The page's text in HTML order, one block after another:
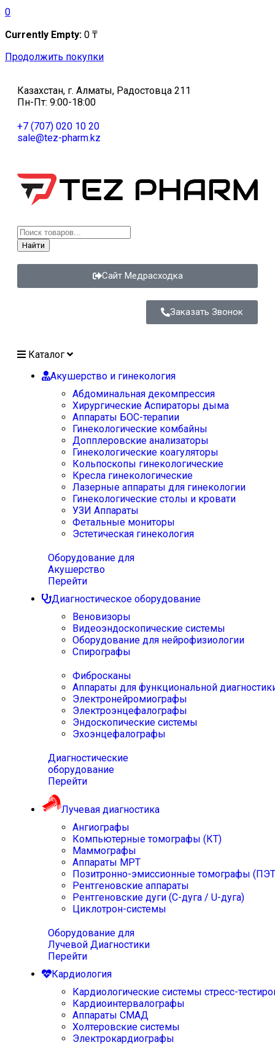
0
Currently Empty: 0 ₸
Продолжить покупки
Казахстан, г. Алматы, Радостовца 211
Пн-Пт: 9:00-18:00
+7 (707) 020 10 20
sale@tez-pharm.kz
Найти
Сайт Медрасходка
Заказать Звонок
Каталог
Акушерство и гинекология
Абдоминальная декомпрессия
Хирургические Аспираторы дыма
Аппараты БОС-терапии
Гинекологические комбайны
Допплеровские анализаторы
Гинекологические коагуляторы
Кольпоскопы гинекологические
Кресла гинекологические
Лазерные аппараты для гинекологии
Гинекологические столы и кровати
УЗИ Аппараты
Фетальные мониторы
Эстетическая гинекология
Оборудование для
Акушерство
Перейти
Диагностическое оборудование
Веновизоры
Видеоэндоскопические системы
Оборудование для нейрофизиологии
Спирографы
Фибросканы
Аппараты для функциональной
Электронейромиографы
Электроэнцефалографы
Эндоскопические системы
Эхоэнцефалографы
Диагностические
оборудование
Перейти
Лучевая диагностика
Ангиографы
Компьютерные томографы (КТ)
Маммографы
Аппараты МРТ
Позитронно-эмиссионные томографы
Рентгеновские аппараты
Рентгеновские дуги (С-дуга / U-дуга)
Циклотрон-системы
Оборудование для
Лучевой Диагностики
Перейти
Кардиология
Кардиологические системы стресс-
Кардиоинтервалографы
Аппараты СМАД
Холтеровские системы
Электрокардиографы